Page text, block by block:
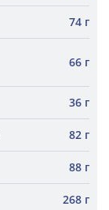
74 г
66 г
36 г
82 г
88 г
268 г